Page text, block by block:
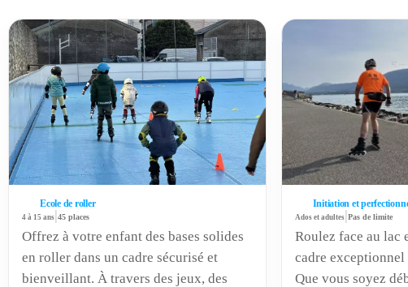
Ecole de roller
4 à 15 ans|45 places
Offrez à votre enfant des bases solides
en roller dans un cadre sécurisé et
bienveillant. À travers des jeux, des
Initiation et
Ados et adultes|Pas de limite
Roulez face au lac
cadre exceptionnel
Que vous soyez